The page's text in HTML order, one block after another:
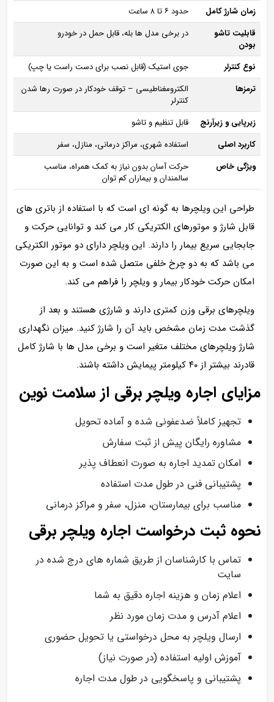
زمان شارژ کامل
حدود ۶ تا ۸ ساعت
قابلیت تاشو
بودن
در برخی مدل‌ ها بله، قابل حمل در خودرو
نوع کنترلر
جوی‌ استیک (قابل نصب برای دست راست یا چپ)
ترمزها
الکترومغناطیسی – توقف خودکار در صورت رها شدن
کنترلر
زیرپایی و زیرآرنج
قابل تنظیم و تاشو
کاربرد اصلی
استفاده شهری، مراکز درمانی، منازل، سفر
ویژگی خاص
حرکت آسان بدون نیاز به کمک همراه، مناسب
سالمندان و بیماران کم‌ توان
طراحی این ویلچرها به گونه ای است که با استفاده از باتری‌ های
قابل شارژ و موتورهای الکتریکی کار می‌ کند و توانایی حرکت و
جابجایی سریع بیمار را دارند. این ویلچر دارای دو موتور الکتریکی
می باشد که به دو چرخ خلفی متصل شده‌ است و به این صورت
امکان حرکت خودکار بیمار و ویلچر را فراهم می کند.
ویلچرهای برقی وزن کمتری دارند و شارژی هستند و بعد از
گذشت مدت زمان مشخص باید آن را شارژ کنید. میزان نگهداری
شارژ ویلچرهای مختلف متغیر است و برخی مدل‌ ها با شارژ کامل
قادرند بیشتر از ۴۰ کیلومتر پیمایش داشته باشند.
مزایای اجاره ویلچر برقی از سلامت نوین
تجهیز کاملاً ضدعفونی‌ شده و آماده تحویل
مشاوره رایگان پیش از ثبت سفارش
امکان تمدید اجاره به‌ صورت انعطاف‌ پذیر
پشتیبانی فنی در طول مدت استفاده
مناسب برای بیمارستان، منزل، سفر و مراکز درمانی
نحوه ثبت درخواست اجاره ویلچر برقی
تماس با کارشناسان از طریق شماره‌ های درج شده در
سایت
اعلام زمان و هزینه اجاره دقیق به شما
اعلام آدرس و مدت زمان مورد نظر
ارسال ویلچر به محل درخواستی یا تحویل حضوری
آموزش اولیه استفاده (در صورت نیاز)
پشتیبانی و پاسخگویی در طول مدت اجاره